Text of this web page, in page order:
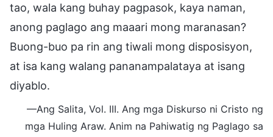
tao, wala kang buhay pagpasok, kaya naman,
anong paglago ang maaari mong maranasan?
Buong-buo pa rin ang tiwali mong disposisyon,
at isa kang walang pananampalataya at isang
diyablo.
—Ang Salita, Vol. III. Ang mga Diskurso ni Cristo ng
mga Huling Araw. Anim na Pahiwatig ng Paglago sa